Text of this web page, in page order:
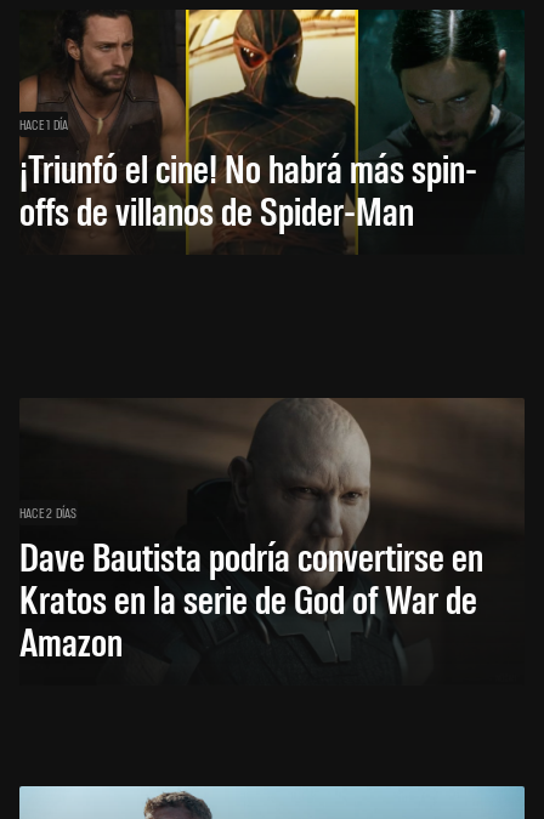
HACE 1 DÍA
¡Triunfó el cine! No habrá más spin-
offs de villanos de Spider-Man
HACE 2 DÍAS
Dave Bautista podría convertirse en
Kratos en la serie de God of War de
Amazon